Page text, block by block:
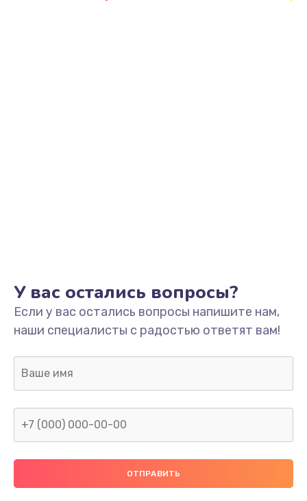
Замена/Pемонт карбюратора
1300 руб.
Заказать
Ремонт капиллярной трубки
400 руб.
У вас остались вопросы?
Если у вас остались вопросы напишите нам,
наши специалисты с радостью ответят вам!